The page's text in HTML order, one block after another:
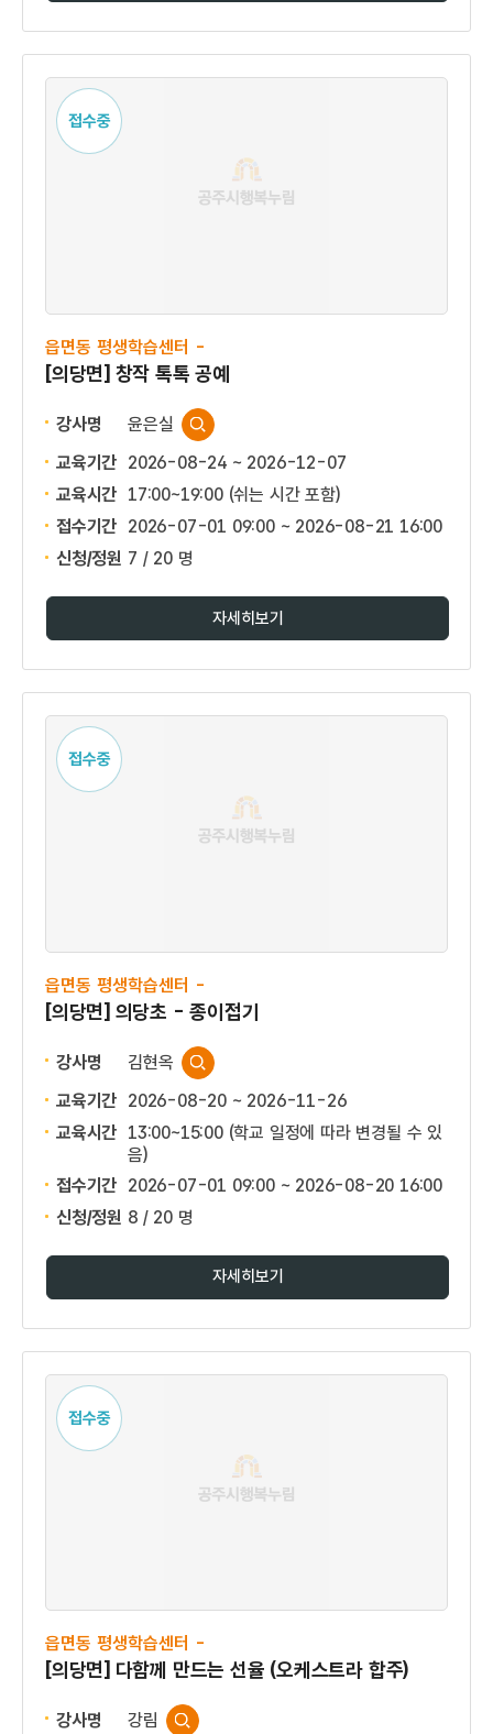
접수중
읍면동 평생학습센터 -
[의당면] 창작 톡톡 공예
강사명
윤은실
교육기간 2026-08-24 ~ 2026-12-07
교육시간 17:00~19:00 (쉬는 시간 포함)
접수기간 2026-07-01 09:00 ~ 2026-08-21 16:00
신청/정원 7 / 20 명
자세히보기
접수중
읍면동 평생학습센터 -
[의당면] 의당초 - 종이접기
강사명
김현옥
교육기간 2026-08-20 ~ 2026-11-26
교육시간 13:00~15:00 (학교 일정에 따라 변경될 수 있
음)
접수기간 2026-07-01 09:00 ~ 2026-08-20 16:00
신청/정원 8 / 20 명
자세히보기
접수중
읍면동 평생학습센터 -
[의당면] 다함께 만드는 선율 (오케스트라 합주)
강사명
강림